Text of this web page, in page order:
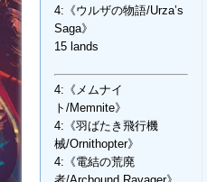
4:《ウルザの物語/Urza’s
Saga》
15 lands
4:《メムナイ
ト/Memnite》
4:《羽ばたき飛行機
械/Ornithopter》
4:《電結の荒廃